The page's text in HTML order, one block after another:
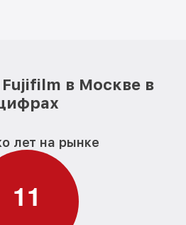
в Москве в
лет на рынке
11